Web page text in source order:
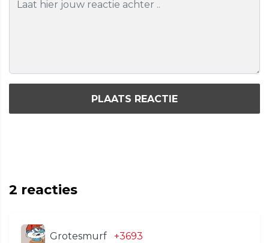
PLAATS REACTIE
2 reacties
Grotesmurf +3693